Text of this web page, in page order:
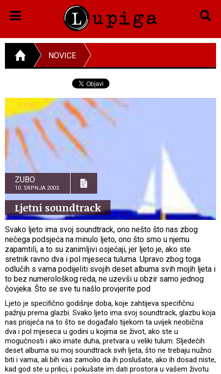
NOVICE
ZUBO
10. SRPNJA 2003.
Ljetni soundtrack
Svako ljeto ima svoj soundtrack, ono nešto što nas zbog
nečega podsjeća na minulo ljeto, ono što smo u njemu
zapamtili, a to su zanimljivi osjećaji, jer ljeto je, ako ste
sretnik ravno dva i pol mjeseca tuluma. Upravo zbog toga
odlučih s vama podijeliti svojih deset albuma svih mojih ljeta i
to bez numerološkog reda, ne uzevši u obzir samo jednog
čovjeka. Što se sve tu našlo provjerite pod
Ljeto je specifično godišnje doba, koje zahtijeva specifičnu
pažnju prema glazbi. Svako ljeto ima svoj soundtrack, glazbu koja
nas prisjeća na to što se događalo tijekom ta uvijek neobična
dva i pol mjeseca u godini u kojima se život, ako ste u
mogućnosti i ako imate duha, pretvara u veliki tulum. Sljedećih
deset albuma su moj soundtrack svih ljeta, što ne trebaju nužno
biti i vama, ali bih vas zamolio da ih poslušate, ako ih dosad niste,
kad god ste u prilici, i pokušate im dati prostora u vašem životu.